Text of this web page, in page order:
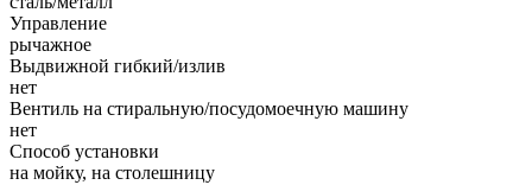
Управление
рычажное
Выдвижной гибкий/излив
нет
Вентиль на стиральную/посудомоечную машину
нет
Способ установки
на мойку, на столешницу